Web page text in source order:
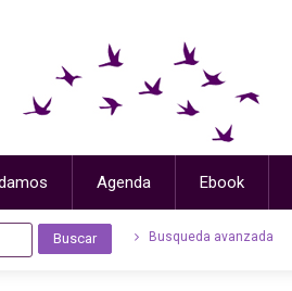
Agenda Ebook
Busqueda avanzada